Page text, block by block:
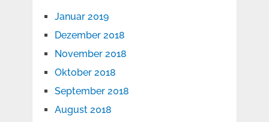
Januar 2019
Dezember 2018
November 2018
Oktober 2018
September 2018
August 2018